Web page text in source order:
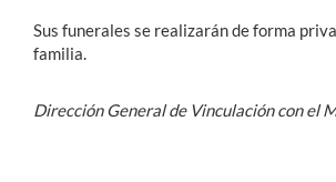
Sus funerales se realizarán de forma
familia.
Dirección General de Vinculación con el